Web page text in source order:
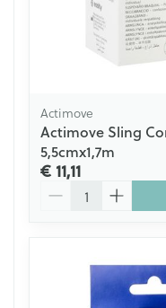
Actimove
Actimove Sling
5,5cmx1,7m
€ 11,11